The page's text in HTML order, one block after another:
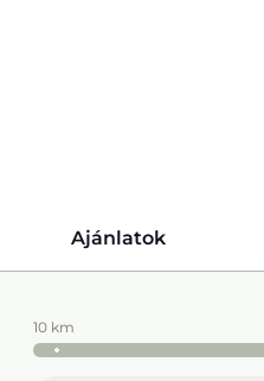
Ajánlatok
10 km